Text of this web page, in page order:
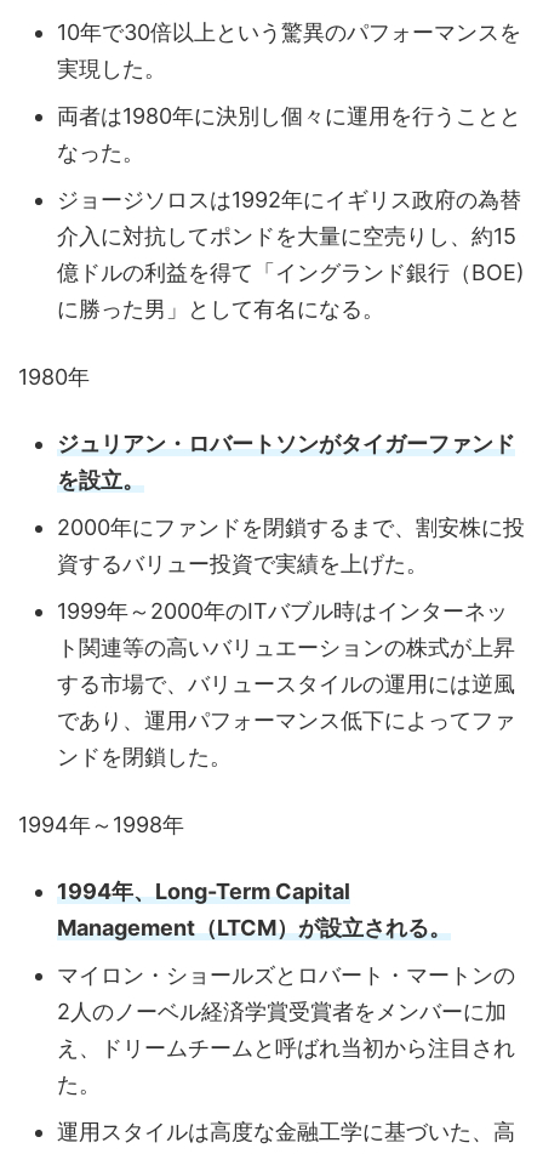
10年で30倍以上という驚異のパフォーマンスを
実現した。
両者は1980年に決別し個々に運用を行うことと
なった。
ジョージソロスは1992年にイギリス政府の為替
介入に対抗してポンドを大量に空売りし、約15
億ドルの利益を得て「イングランド銀行（BOE)
に勝った男」として有名になる。
1980年
ジュリアン・ロバートソンがタイガーファンド
を設立。
2000年にファンドを閉鎖するまで、割安株に投
資するバリュー投資で実績を上げた。
1999年～2000年のITバブル時はインターネッ
ト関連等の高いバリュエーションの株式が上昇
する市場で、バリュースタイルの運用には逆風
であり、運用パフォーマンス低下によってファ
ンドを閉鎖した。
1994年～1998年
1994年、Long-Term Capital
Management（LTCM）が設立される。
マイロン・ショールズとロバート・マートンの
2人のノーベル経済学賞受賞者をメンバーに加
え、ドリームチームと呼ばれ当初から注目され
た。
運用スタイルは高度な金融工学に基づいた、高